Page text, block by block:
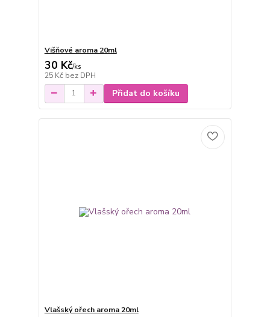
Višňové aroma 20ml
30 Kč/ks
25 Kč bez DPH
Přidat do košíku
Vlašský ořech aroma 20ml